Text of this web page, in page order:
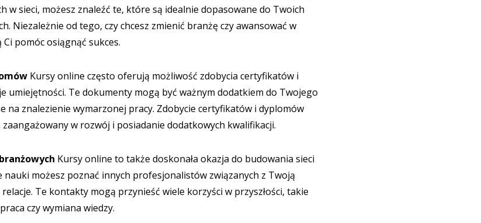
w sieci, możesz znaleźć te, które są idealnie dopasowane do Twoich
Niezależnie od tego, czy chcesz zmienić branżę czy awansować w
pomóc osiągnąć sukces.
Kursy online często oferują możliwość zdobycia certyfikatów i
umiejętności. Te dokumenty mogą być ważnym dodatkiem do Twojego
na znalezienie wymarzonej pracy. Zdobycie certyfikatów i dyplomów
w rozwój i posiadanie dodatkowych kwalifikacji.
Kursy online to także doskonała okazja do budowania sieci
możesz poznać innych profesjonalistów związanych z Twoją
Te kontakty mogą przynieść wiele korzyści w przyszłości, takie
czy wymiana wiedzy.